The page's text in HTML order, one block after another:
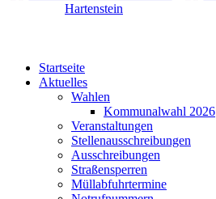
Startseite
Aktuelles
Wahlen
Kommunalwahl 2026
Veranstaltungen
Stellenausschreibungen
Ausschreibungen
Straßensperren
Müllabfuhrtermine